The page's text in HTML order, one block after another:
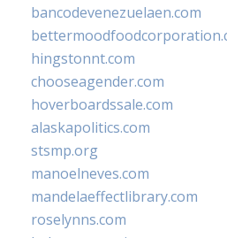
bancodevenezuelaen.com
hingstonnt.com
chooseagender.com
hoverboardssale.com
alaskapolitics.com
stsmp.org
manoelneves.com
mandelaeffectlibrary.com
roselynns.com